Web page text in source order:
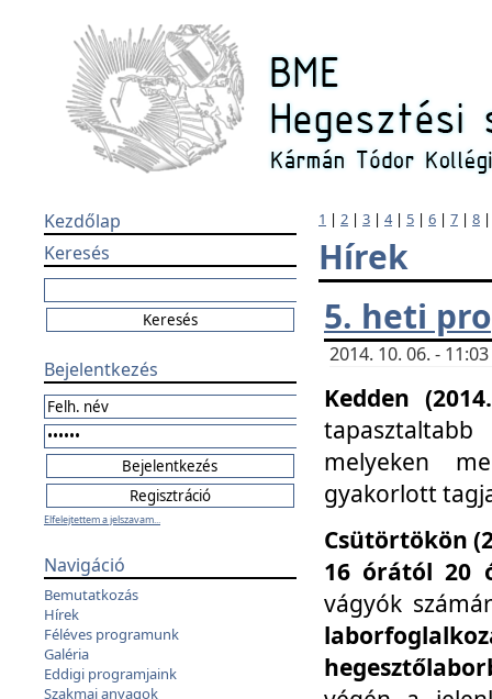
Kezdőlap
Keresés
Bejelentkezés
Elfelejtettem a jelszavam...
Navigáció
Bemutatkozás
Hírek
Féléves programunk
Galéria
Eddigi programjaink
Szakmai anyagok
1 | 2 | 3 | 4| 5 | 6 | 7 | 8
Hírek
5. heti
2014. 10. 06. -
Kedden
melyeken
gyakorlott
Csütörtökön
16 órától 20
vágyók